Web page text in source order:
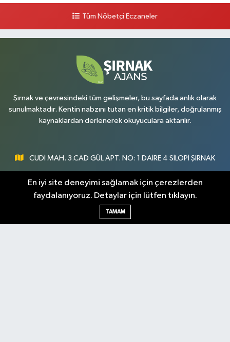
Tüm Nöbetçi Eczaneler
Şırnak ve çevresindeki tüm gelişmeler, bu sayfada anlık olarak
sunulmaktadır. Kentin nabzını tutan en kritik bilgiler, doğrulanmış
kaynaklardan derlenerek okuyuculara aktarılır.
CUDİ MAH. 3.CAD GÜL APT. NO: 1 DAİRE 4 SİLOPİ ŞIRNAK
0547 300 73 73
[email protected]
En iyi site deneyimi sağlamak için çerezlerden
faydalanıyoruz. Detaylar için lütfen tıklayın.
TAMAM